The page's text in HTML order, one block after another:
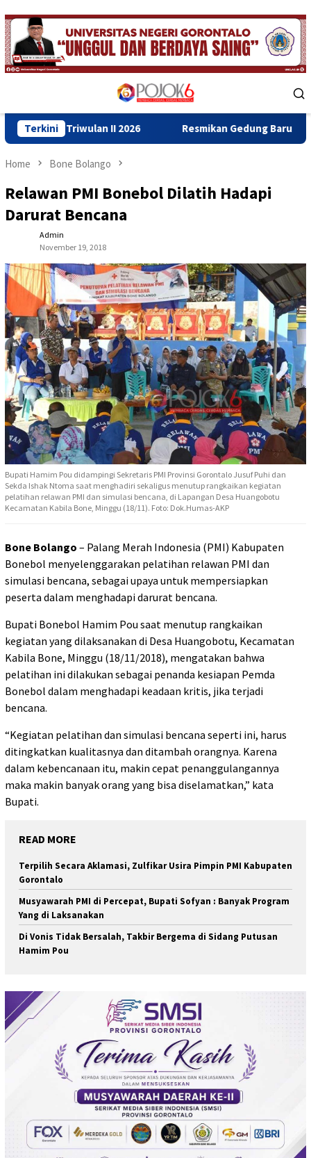
Skip
to
content
Menu
Terkini
II 2026 Resmikan Gedung Baru Bahrul Ulum,
Home Bone Bolango
Relawan PMI Bonebol Dilatih Hadapi
Darurat Bencana
Admin
November 19, 2018
Bupati Hamim Pou didampingi Sekretaris PMI Provinsi Gorontalo Jusuf Puhi dan
Sekda Ishak Ntoma saat menghadiri sekaligus menutup rangkaikan kegiatan
pelatihan relawan PMI dan simulasi bencana, di Lapangan Desa Huangobotu
Kecamatan Kabila Bone, Minggu (18/11). Foto: Dok.Humas-AKP
Bone Bolango – Palang Merah Indonesia (PMI) Kabupaten
Bonebol menyelenggarakan pelatihan relawan PMI dan
simulasi bencana, sebagai upaya untuk mempersiapkan
peserta dalam menghadapi darurat bencana.
Bupati Bonebol Hamim Pou saat menutup rangkaikan
kegiatan yang dilaksanakan di Desa Huangobotu, Kecamatan
Kabila Bone, Minggu (18/11/2018), mengatakan bahwa
pelatihan ini dilakukan sebagai penanda kesiapan Pemda
Bonebol dalam menghadapi keadaan kritis, jika terjadi
bencana.
“Kegiatan pelatihan dan simulasi bencana seperti ini, harus
ditingkatkan kualitasnya dan ditambah orangnya. Karena
dalam kebencanaan itu, makin cepat penanggulangannya
maka makin banyak orang yang bisa diselamatkan,” kata
Bupati.
READ MORE
Terpilih Secara Aklamasi, Zulfikar Usira Pimpin PMI Kabupaten
Gorontalo
Musyawarah PMI di Percepat, Bupati Sofyan : Banyak Program
Yang di Laksanakan
Di Vonis Tidak Bersalah, Takbir Bergema di Sidang Putusan
Hamim Pou